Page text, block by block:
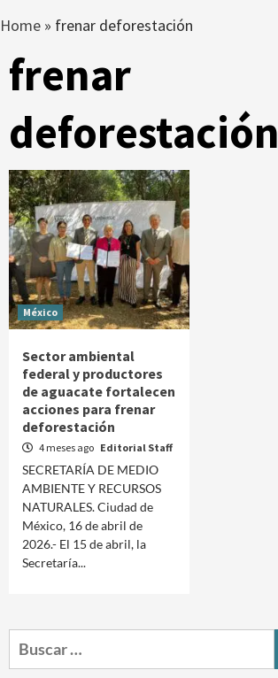
Home » frenar deforestación
frenar
deforestación
México
Sector ambiental
federal y productores
de aguacate fortalecen
acciones para frenar
deforestación
4 meses ago Editorial Staff
SECRETARÍA DE MEDIO
AMBIENTE Y RECURSOS
NATURALES. Ciudad de
México, 16 de abril de
2026.- El 15 de abril, la
Secretaría...
Buscar: